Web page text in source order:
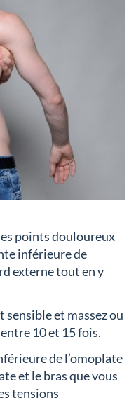
points douloureux
inférieure de
externe tout en y
et massez ou
10 et 15 fois.
de l’omoplate
et le bras que vous
tensions